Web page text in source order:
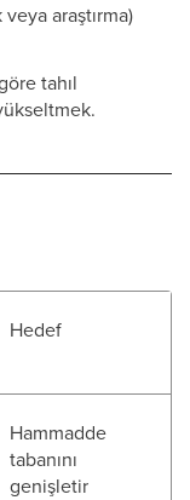
araştırma)
tahıl
Hedef
Hammadde
tabanını
genişletir